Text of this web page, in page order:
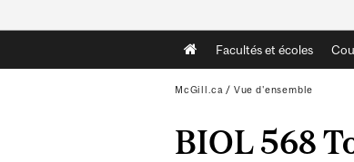
Main
navigation
Facultés et écoles
McGill.ca / Vue d'ensemble
BIOL 568